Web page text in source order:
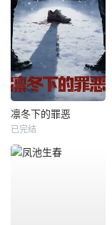
凛冬下的罪恶
已完结